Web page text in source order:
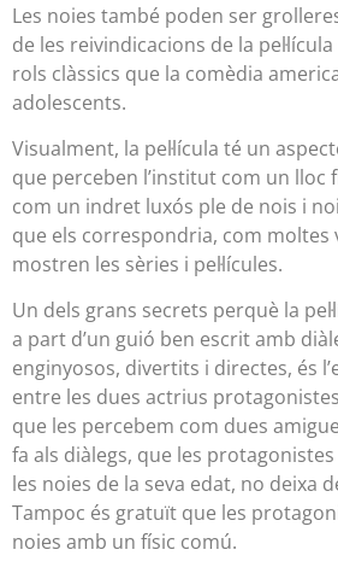
Les noies també poden ser
de les reivindicacions de la
rols clàssics que la comèdia
adolescents.
Visualment, la pel·lícula té un
que perceben l’institut com un lloc
com un indret luxós ple de nois i
que els correspondria, com moltes
mostren les sèries i pel·lícules.
Un dels grans secrets perquè la
a part d’un guió ben escrit amb
enginyosos, divertits i directes, és
entre les dues actrius
que les percebem com dues
fa als diàlegs, que les
les noies de la seva edat, no deixa
Tampoc és gratuït que les
noies amb un físic comú.